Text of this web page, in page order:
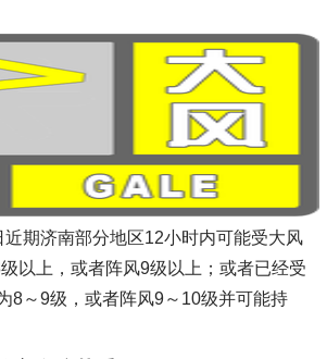
期济南部分地区12小时内可能受大风
以上，或者阵风9级以上；或者已经受
8～9级，或者阵风9～10级并可能持